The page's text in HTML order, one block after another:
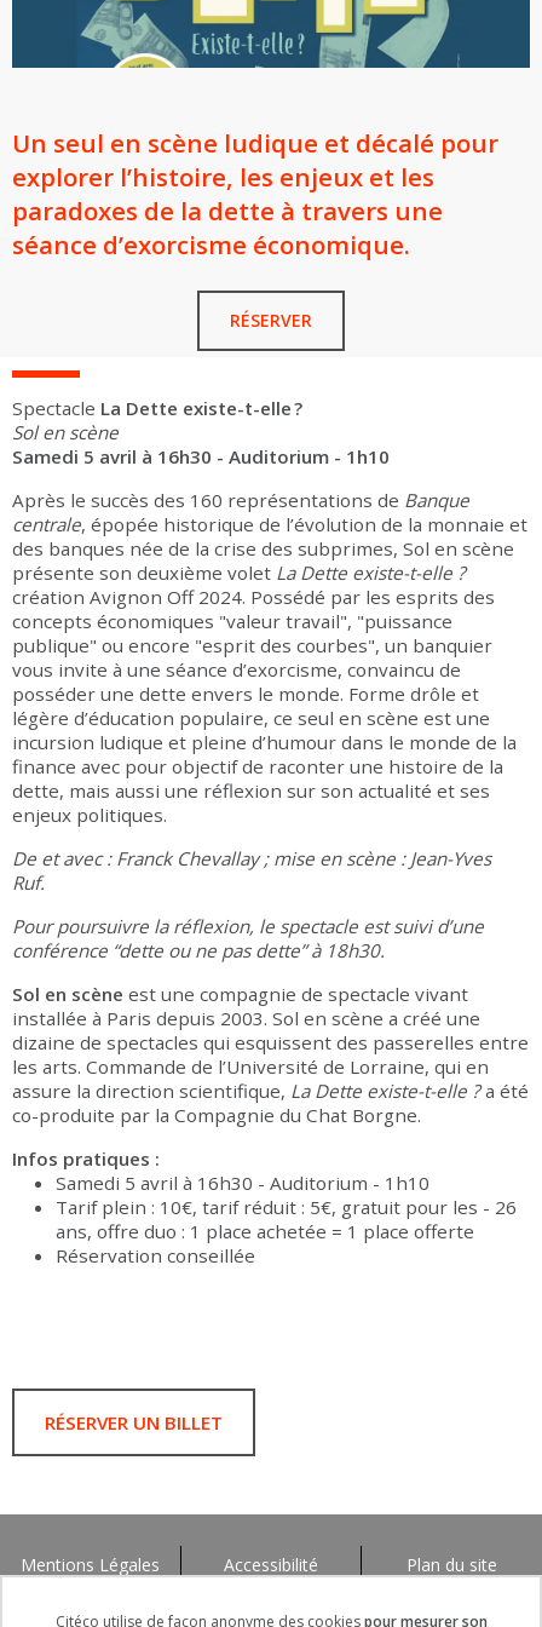
Un seul en scène ludique et décalé pour
explorer l’histoire, les enjeux et les
paradoxes de la dette à travers une
séance d’exorcisme économique.
RÉSERVER
Spectacle La Dette existe-t-elle ?
Sol en scène
Samedi 5 avril à 16h30 - Auditorium - 1h10
Après le succès des 160 représentations de Banque
centrale, épopée historique de l’évolution de la monnaie et
des banques née de la crise des subprimes, Sol en scène
présente son deuxième volet La Dette existe-t-elle ?
création Avignon Off 2024. Possédé par les esprits des
concepts économiques "valeur travail", "puissance
publique" ou encore "esprit des courbes", un banquier
vous invite à une séance d’exorcisme, convaincu de
posséder une dette envers le monde. Forme drôle et
légère d’éducation populaire, ce seul en scène est une
incursion ludique et pleine d’humour dans le monde de la
finance avec pour objectif de raconter une histoire de la
dette, mais aussi une réflexion sur son actualité et ses
enjeux politiques.
De et avec : Franck Chevallay ; mise en scène : Jean-Yves
Ruf.
Pour poursuivre la réflexion, le spectacle est suivi d’une
conférence “dette ou ne pas dette” à 18h30.
Sol en scène est une compagnie de spectacle vivant
installée à Paris depuis 2003. Sol en scène a créé une
dizaine de spectacles qui esquissent des passerelles entre
les arts. Commande de l’Université de Lorraine, qui en
assure la direction scientifique, La Dette existe-t-elle ?a été
co-produite par la Compagnie du Chat Borgne.
Infos pratiques :
Samedi 5 avril à 16h30 - Auditorium - 1h10
Tarif plein : 10€, tarif réduit : 5€, gratuit pour les - 26
ans, offre duo : 1 place achetée = 1 place offerte
Réservation conseillée
RÉSERVER UN BILLET
Mentions Légales Accessibilité Plan du site
Citéco utilise de façon anonyme des cookiespour mesurer son